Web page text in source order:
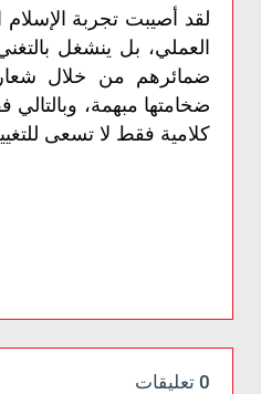
لقد أصيبت تجربة الإسلام
العملي، بل ينشغل
ضمائرهم من خلال
ضخامتها مبهمة،
كلامية فقط لا تسعى
0 تعليقات